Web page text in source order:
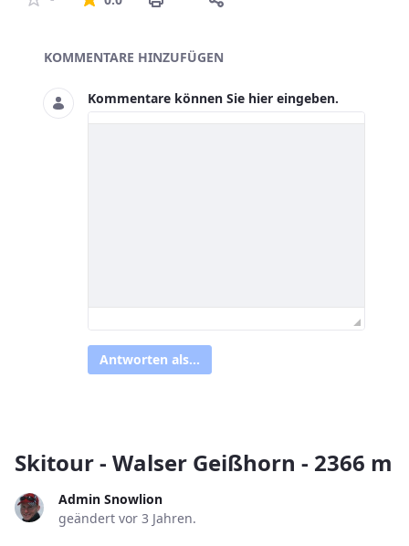
Asset-Herausgeber
KOMMENTARE HINZUFÜGEN
Kommentare können Sie hier eingeben.
Antworten als...
Skitour - Walser Geißhorn - 2366 m
Admin Snowlion
geändert vor 3 Jahren.